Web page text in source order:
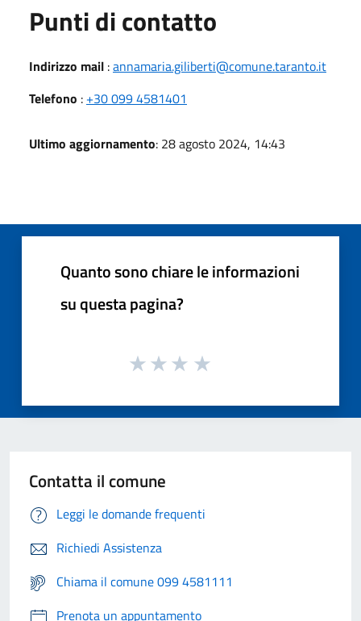
Punti di contatto
Indirizzo mail :annamaria.giliberti@comune.taranto.it
Telefono : +30 099 4581401
Ultimo aggiornamento: 28 agosto 2024, 14:43
Quanto sono chiare le informazioni
su questa pagina?
Contatta il comune
Leggi le domande frequenti
Richiedi Assistenza
Chiama il comune 099 4581111
Prenota un appuntamento